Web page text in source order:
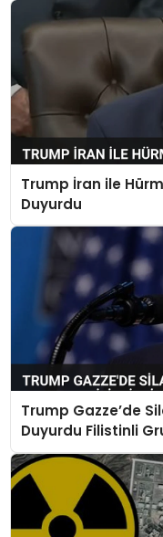
Trump İran ile
Duyurdu
Trump Gazze’de
Duyurdu Filistinli